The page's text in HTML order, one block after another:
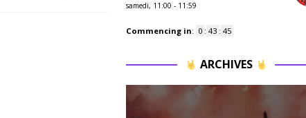
samedi, 11:00 - 11:59
Commencing in: 0 : 43 : 44
ARCHIVES